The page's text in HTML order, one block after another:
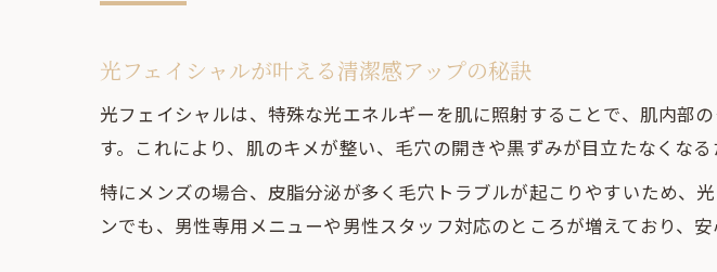
光フェイシャルと
初めての方も安心
仕事帰りも安心の光フ
光フェイシャルは
光フェイシャルが叶える清潔感アップの秘訣
光フェイシャルは、特殊な光エネルギーを肌に照射することで、肌内部
す。これにより、肌のキメが整い、毛穴の開きや黒ずみが目立たなくなる
特にメンズの場合、皮脂分泌が多く毛穴トラブルが起こりやすいため、
ンでも、男性専用メニューや男性スタッフ対応のところが増えており、